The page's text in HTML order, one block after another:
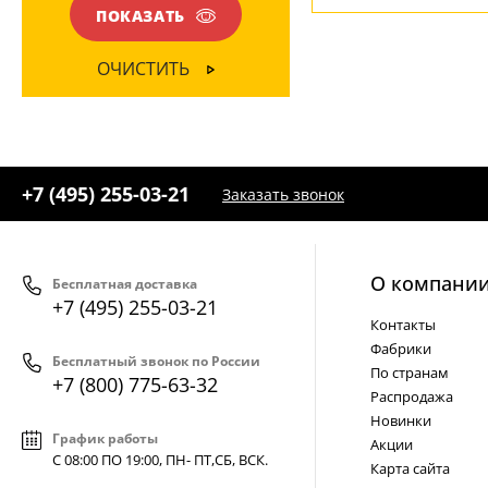
ПОКАЗАТЬ
ОЧИСТИТЬ
+7 (495) 255-03-21 Заказать звонок
Бесплатная доставка
+7 (495) 255-03-21
Бесплатный звонок по России
+7 (800) 775-63-32
График работы
С 08:00 ПО 19:00, ПН- ПТ,СБ, ВСК.
О
Контакты
Фабрики
По странам
Распродажа
Новинки
Акции
Карта сайта